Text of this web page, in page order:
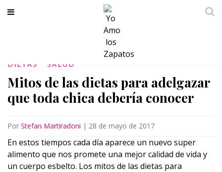
DIETAS SALUD
Mitos de las dietas para adelgazar
que toda chica debería conocer
Por Stefan Martiradoni | 28 de mayo de 2017
En estos tiempos cada día aparece un nuevo super
alimento que nos promete una mejor calidad de vida y
un cuerpo esbelto. Los mitos de las dietas para